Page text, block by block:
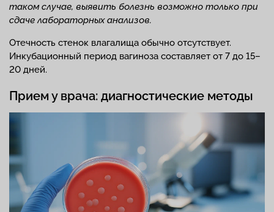
таком случае, выявить болезнь возможно только при
сдаче лабораторных анализов.
Отечность стенок влагалища обычно отсутствует.
Инкубационный период вагиноза составляет от 7 до 15–
20 дней.
Прием у врача: диагностические методы